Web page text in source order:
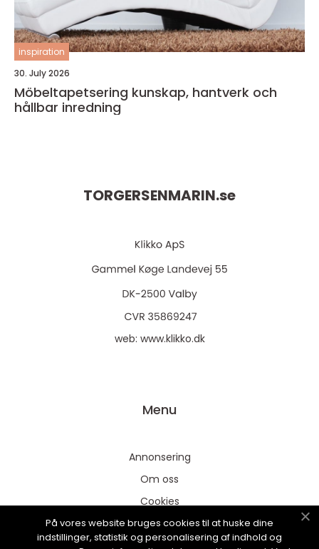
inspiration
30. July 2026
Möbeltapetsering kunskap, hantverk och
hållbar inredning
TORGERSENMARIN.se
web: www.klikko.dk
Menu
Annonsering
Om oss
Cookies
Kontakta oss
Sitemap
På vores website bruges cookies til at huske dine
indstillinger, statistik og personalisering af indhold og